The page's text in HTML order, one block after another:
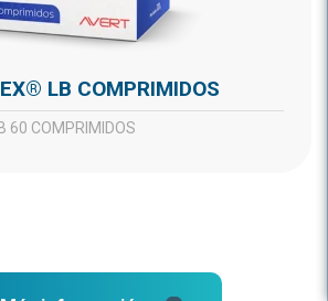
LB COMPRIMIDOS
60 COMPRIMIDOS